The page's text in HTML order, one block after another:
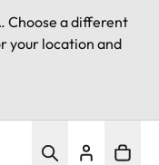
. Choose a different
your location and